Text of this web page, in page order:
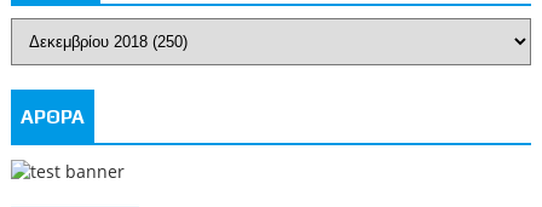
ΑΡΘΡΑ